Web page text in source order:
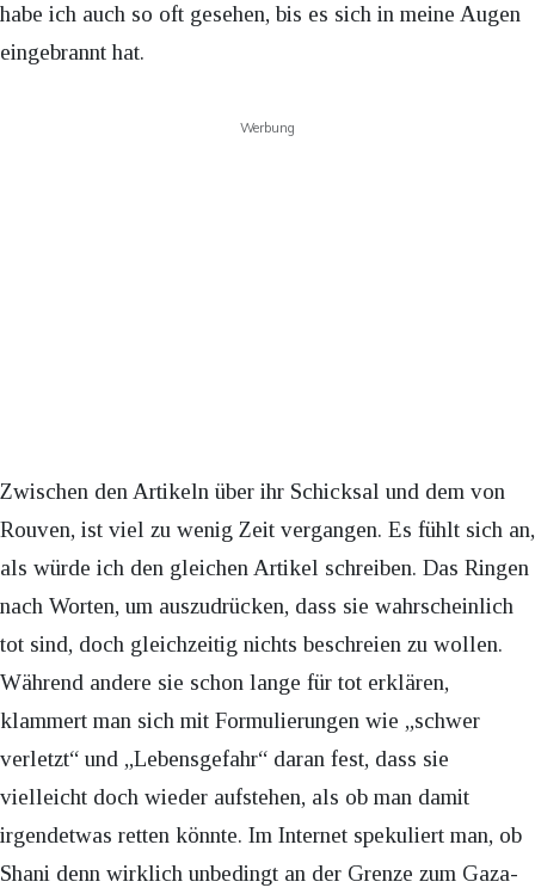
habe ich auch so oft gesehen, bis es sich in meine Augen
eingebrannt hat.
Werbung
Zwischen den Artikeln über ihr Schicksal und dem von
Rouven, ist viel zu wenig Zeit vergangen. Es fühlt sich an,
als würde ich den gleichen Artikel schreiben. Das Ringen
nach Worten, um auszudrücken, dass sie wahrscheinlich
tot sind, doch gleichzeitig nichts beschreien zu wollen.
Während andere sie schon lange für tot erklären,
klammert man sich mit Formulierungen wie „schwer
verletzt“ und „Lebensgefahr“ daran fest, dass sie
vielleicht doch wieder aufstehen, als ob man damit
irgendetwas retten könnte. Im Internet spekuliert man, ob
Shani denn wirklich unbedingt an der Grenze zum Gaza-